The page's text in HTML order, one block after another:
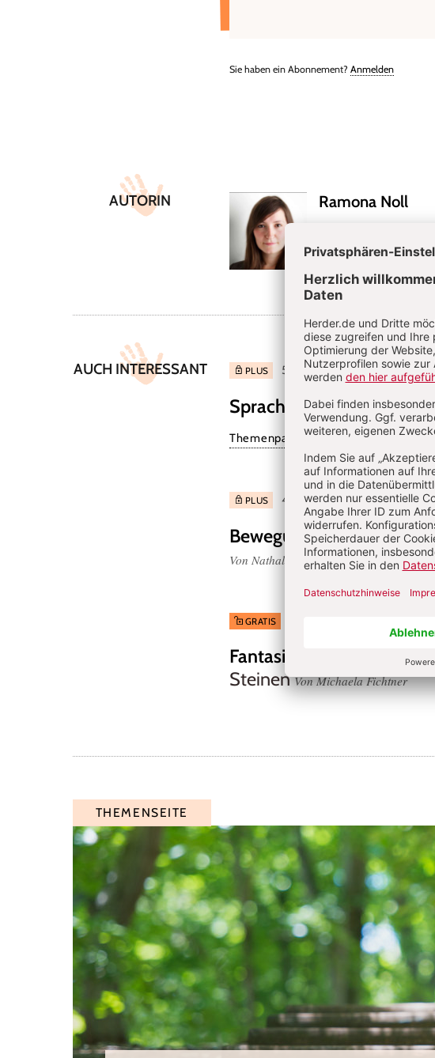
Sie haben ein Abonnement? Anmelden
Artikel-
InfosAUTORIN Ramona Noll
und Weiterbildung
AUCH INTERESSANT PLUS 5/2026: Wenn Worte auf sich
Sprache & Bewegung:Im
Themenpaket: Verzögerten
PLUS 4/2026: Warum Peers so
Bewegung &
Von Nathalie Rahm
GRATIS 3/2026: Fremdeln &
Fantasievolle Outdoor-
Steinen Von Michaela Fichtner
THEMENSEITE